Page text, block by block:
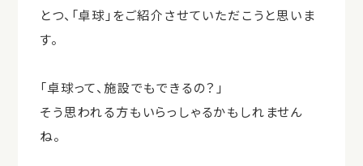
とつ、「卓球」をご紹介させていただこうと思いま
す。
「卓球って、施設でもできるの？」
そう思われる方もいらっしゃるかもしれません
ね。